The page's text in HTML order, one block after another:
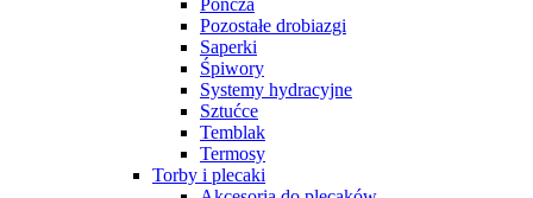
Poncza
Pozostałe drobiazgi
Saperki
Śpiwory
Systemy hydracyjne
Sztućce
Temblak
Termosy
Torby i plecaki